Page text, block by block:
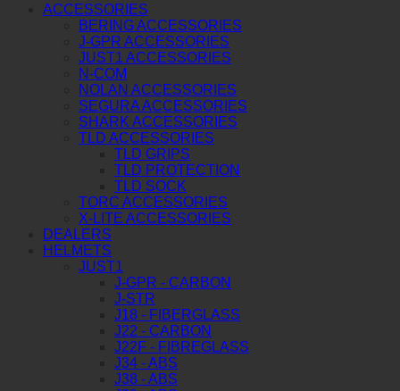
ACCESSORIES
BERING ACCESSORIES
J-GPR ACCESSORIES
JUST1 ACCESSORIES
N-COM
NOLAN ACCESSORIES
SEGURA ACCESSORIES
SHARK ACCESSORIES
TLD ACCESSORIES
TLD GRIPS
TLD PROTECTION
TLD SOCK
TORC ACCESSORIES
X-LITE ACCESSORIES
DEALERS
HELMETS
JUST1
J-GPR - CARBON
J-STR
J18 - FIBERGLASS
J22 - CARBON
J22F - FIBREGLASS
J34 - ABS
J38 - ABS